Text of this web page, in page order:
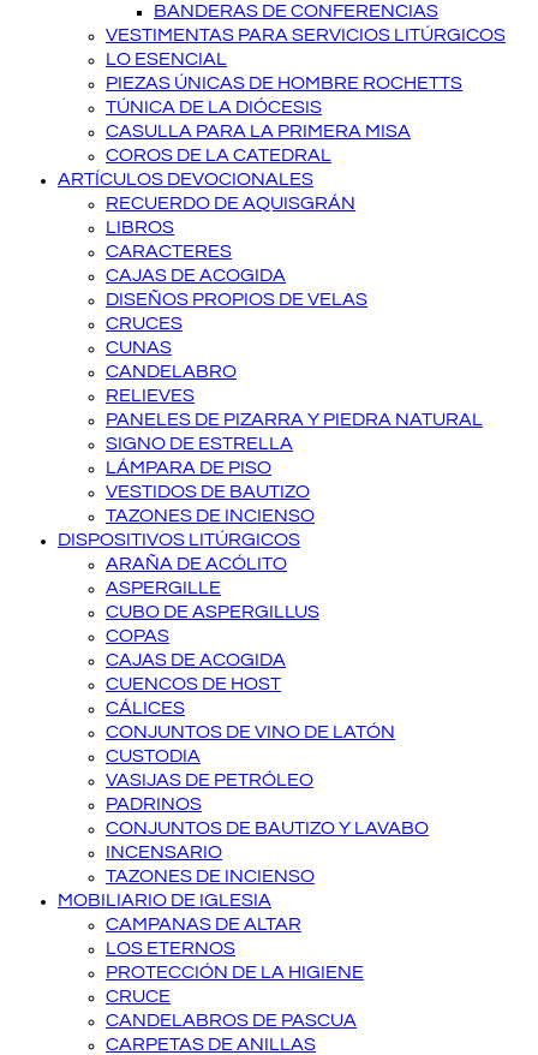
BANDERAS DE CONFERENCIAS
VESTIMENTAS PARA SERVICIOS LITÚRGICOS
LO ESENCIAL
PIEZAS ÚNICAS DE HOMBRE ROCHETTS
TÚNICA DE LA DIÓCESIS
CASULLA PARA LA PRIMERA MISA
COROS DE LA CATEDRAL
ARTÍCULOS DEVOCIONALES
RECUERDO DE AQUISGRÁN
LIBROS
CARACTERES
CAJAS DE ACOGIDA
DISEÑOS PROPIOS DE VELAS
CRUCES
CUNAS
CANDELABRO
RELIEVES
PANELES DE PIZARRA Y PIEDRA NATURAL
SIGNO DE ESTRELLA
LÁMPARA DE PISO
VESTIDOS DE BAUTIZO
TAZONES DE INCIENSO
DISPOSITIVOS LITÚRGICOS
ARAÑA DE ACÓLITO
ASPERGILLE
CUBO DE ASPERGILLUS
COPAS
CAJAS DE ACOGIDA
CUENCOS DE HOST
CÁLICES
CONJUNTOS DE VINO DE LATÓN
CUSTODIA
VASIJAS DE PETRÓLEO
PADRINOS
CONJUNTOS DE BAUTIZO Y LAVABO
INCENSARIO
TAZONES DE INCIENSO
MOBILIARIO DE IGLESIA
CAMPANAS DE ALTAR
LOS ETERNOS
PROTECCIÓN DE LA HIGIENE
CRUCE
CANDELABROS DE PASCUA
CARPETAS DE ANILLAS